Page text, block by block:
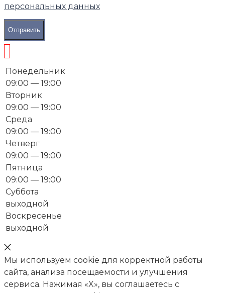
персональных данных
Отправить
Понедельник
09:00 — 19:00
Вторник
09:00 — 19:00
Среда
09:00 — 19:00
Четверг
09:00 — 19:00
Пятница
09:00 — 19:00
Суббота
выходной
Воскресенье
выходной
Мы используем cookie для корректной работы
сайта, анализа посещаемости и улучшения
сервиса. Нажимая «X», вы соглашаетесь с